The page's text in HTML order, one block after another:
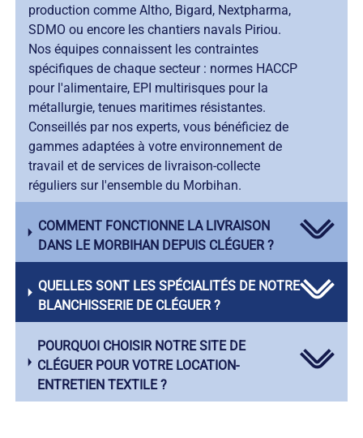
production comme Altho, Bigard, Nextpharma,
SDMO ou encore les chantiers navals Piriou.
Nos équipes connaissent les contraintes
spécifiques de chaque secteur : normes HACCP
pour l'alimentaire, EPI multirisques pour la
métallurgie, tenues maritimes résistantes.
Conseillés par nos experts, vous bénéficiez de
gammes adaptées à votre environnement de
travail et de services de livraison-collecte
réguliers sur l'ensemble du Morbihan.
COMMENT FONCTIONNE LA LIVRAISON
DANS LE MORBIHAN DEPUIS CLÉGUER ?
QUELLES SONT LES SPÉCIALITÉS DE NOTRE
BLANCHISSERIE DE CLÉGUER ?
POURQUOI CHOISIR NOTRE SITE DE
CLÉGUER POUR VOTRE LOCATION-
ENTRETIEN TEXTILE ?